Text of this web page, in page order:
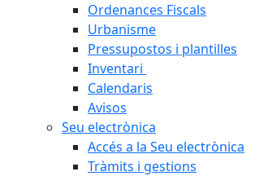
Ordenances Fiscals
Urbanisme
Pressupostos i plantilles
Inventari
Calendaris
Avisos
Seu electrònica
Accés a la Seu electrònica
Tràmits i gestions